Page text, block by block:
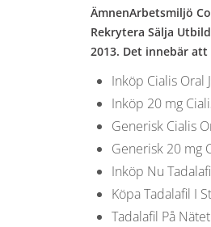
ÄmnenArbetsmiljö
Rekrytera Sälja
2013. Det innebär
Inköp Cialis Oral
Inköp 20 mg
Generisk Cialis
Generisk 20 mg
Inköp Nu
Köpa Tadalafil I
Tadalafil På